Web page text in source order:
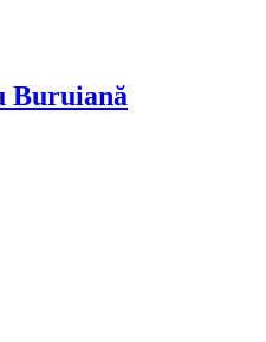
Buruiană